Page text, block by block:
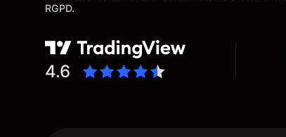
RGPD.
4.6